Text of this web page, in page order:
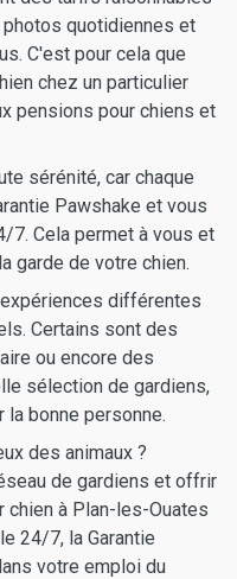
quotidiennes et
C'est pour cela que
chez un particulier
pensions pour chiens et
sérénité, car chaque
Pawshake et vous
Cela permet à vous et
garde de votre chien.
différentes
Certains sont des
ou encore des
sélection de gardiens,
bonne personne.
des animaux ?
de gardiens et offrir
à Plan-les-Ouates
24/7, la Garantie
votre emploi du